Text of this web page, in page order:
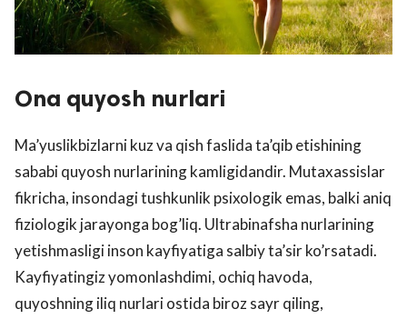
Ona quyosh nurlari
Ma’yuslikbizlarni kuz va qish faslida ta’qib etishining
sababi quyosh nurlarining kamligidandir. Mutaxassislar
fikricha, insondagi tushkunlik psixologik emas, balki aniq
fiziologik jarayonga bog’liq. Ultrabinafsha nurlarining
yetishmasligi inson kayfiyatiga salbiy ta’sir ko’rsatadi.
Kayfiyatingiz yomonlashdimi, ochiq havoda,
quyoshning iliq nurlari ostida biroz sayr qiling,